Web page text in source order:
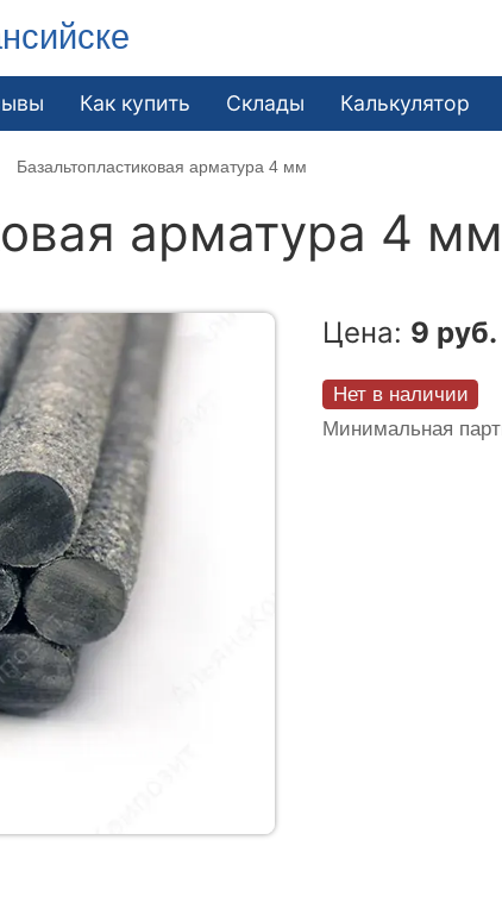
Как купить Склады Калькулятор
Базальтопластиковая арматура 4 мм
арматура 4 мм
Цена: 9 руб.
Нет в наличии
Минимальная